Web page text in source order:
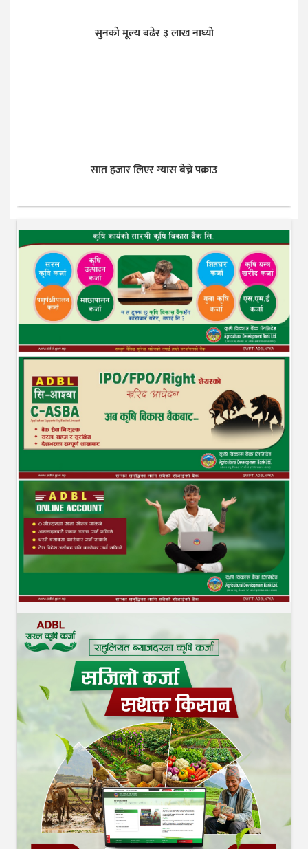
सुनकाे मूल्य बढेर ३ लाख नाघ्याे
सात हजार लिएर ग्यास बेच्ने पक्राउ